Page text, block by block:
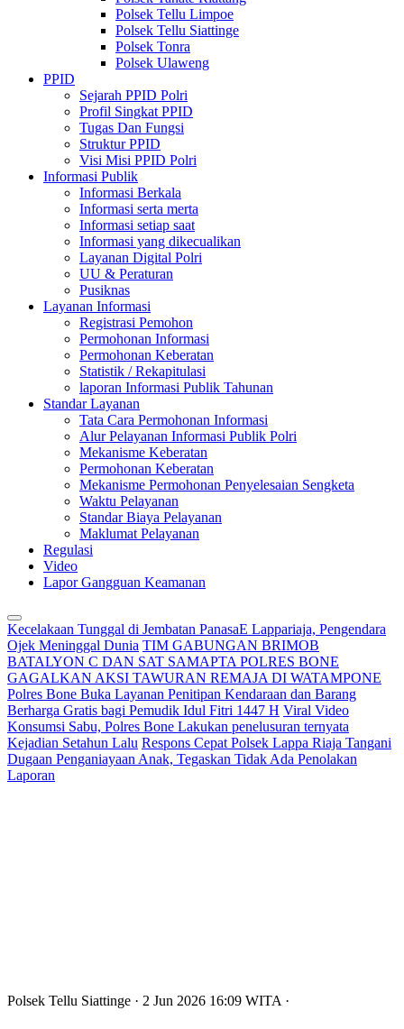
Polsek Tellu Limpoe
Polsek Tellu Siattinge
Polsek Tonra
Polsek Ulaweng
PPID
Sejarah PPID Polri
Profil Singkat PPID
Tugas Dan Fungsi
Struktur PPID
Visi Misi PPID Polri
Informasi Publik
Informasi Berkala
Informasi serta merta
Informasi setiap saat
Informasi yang dikecualikan
Layanan Digital Polri
UU & Peraturan
Pusiknas
Layanan Informasi
Registrasi Pemohon
Permohonan Informasi
Permohonan Keberatan
Statistik / Rekapitulasi
laporan Informasi Publik Tahunan
Standar Layanan
Tata Cara Permohonan Informasi
Alur Pelayanan Informasi Publik Polri
Mekanisme Keberatan
Permohonan Keberatan
Mekanisme Permohonan Penyelesaian Sengketa
Waktu Pelayanan
Standar Biaya Pelayanan
Maklumat Pelayanan
Regulasi
Video
Lapor Gangguan Keamanan
Kecelakaan Tunggal di Jembatan PanasaE Lappariaja, Pengendara
Ojek Meninggal Dunia TIM GABUNGAN BRIMOB
BATALYON C DAN SAT SAMAPTA POLRES BONE
GAGALKAN AKSI TAWURAN REMAJA DI WATAMPONE
Polres Bone Buka Layanan Penitipan Kendaraan dan Barang
Berharga Gratis bagi Pemudik Idul Fitri 1447 H Viral Video
Konsumsi Sabu, Polres Bone Lakukan penelusuran ternyata
Kejadian Setahun Lalu Respons Cepat Polsek Lappa Riaja Tangani
Dugaan Penganiayaan Anak, Tegaskan Tidak Ada Penolakan
Laporan
Polsek Tellu Siattinge · 2 Jun 2026 16:09 WITA ·